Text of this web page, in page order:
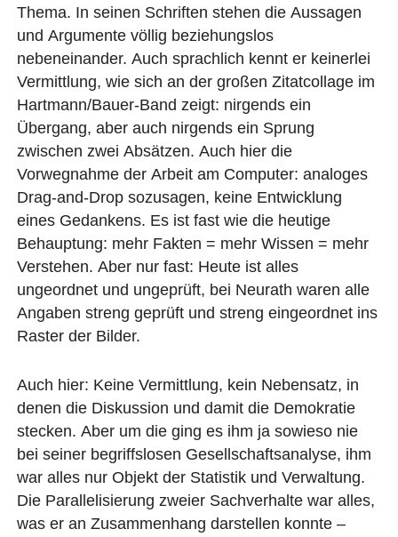
Thema. In seinen Schriften stehen die Aussagen
und Argumente völlig beziehungslos
nebeneinander. Auch sprachlich kennt er keinerlei
Vermittlung, wie sich an der großen Zitatcollage im
Hartmann/Bauer-Band zeigt: nirgends ein
Übergang, aber auch nirgends ein Sprung
zwischen zwei Absätzen. Auch hier die
Vorwegnahme der Arbeit am Computer: analoges
Drag-and-Drop sozusagen, keine Entwicklung
eines Gedankens. Es ist fast wie die heutige
Behauptung: mehr Fakten = mehr Wissen = mehr
Verstehen. Aber nur fast: Heute ist alles
ungeordnet und ungeprüft, bei Neurath waren alle
Angaben streng geprüft und streng eingeordnet ins
Raster der Bilder.
Auch hier: Keine Vermittlung, kein Nebensatz, in
denen die Diskussion und damit die Demokratie
stecken. Aber um die ging es ihm ja sowieso nie
bei seiner begriffslosen Gesellschaftsanalyse, ihm
war alles nur Objekt der Statistik und Verwaltung.
Die Parallelisierung zweier Sachverhalte war alles,
was er an Zusammenhang darstellen konnte –